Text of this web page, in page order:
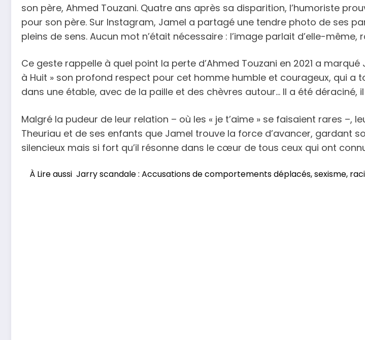
son père, Ahmed Touzani. Quatre ans après sa disparition, l’humoriste
pour son père. Sur Instagram, Jamel a partagé une tendre photo de ses
pleins de sens. Aucun mot n’était nécessaire : l’image parlait d’elle-
Ce geste rappelle à quel point la perte d’Ahmed Touzani en 2021 a
à Huit » son profond respect pour cet homme humble et courageux, qui a
dans une étable, avec de la paille et des chèvres autour… Il a été
Malgré la pudeur de leur relation – où les « je t’aime » se faisaient rares –,
Theuriau et de ses enfants que Jamel trouve la force d’avancer, gardant
silencieux mais si fort qu’il résonne dans le cœur de tous ceux qui ont
À Lire aussi Jarry scandale : Accusations de comportements déplacés, sexisme,